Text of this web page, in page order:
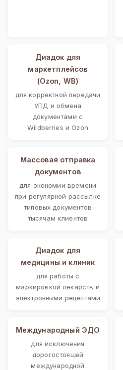
Диадок для
маркетплейсов
(Ozon, WB)
для корректной передачи
УПД и обмена
документами с
Wildberries и Ozon
Массовая отправка
документов
для экономии времени
при регулярной рассылке
типовых документов
тысячам клиентов
Диадок для
медицины и клиник
для работы с
маркировкой лекарств и
электронными рецептами
Международный ЭДО
для исключения
дорогостоящей
международной